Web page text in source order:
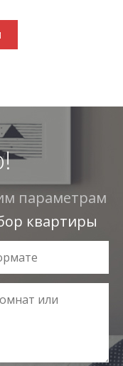
параметрам
квартиры